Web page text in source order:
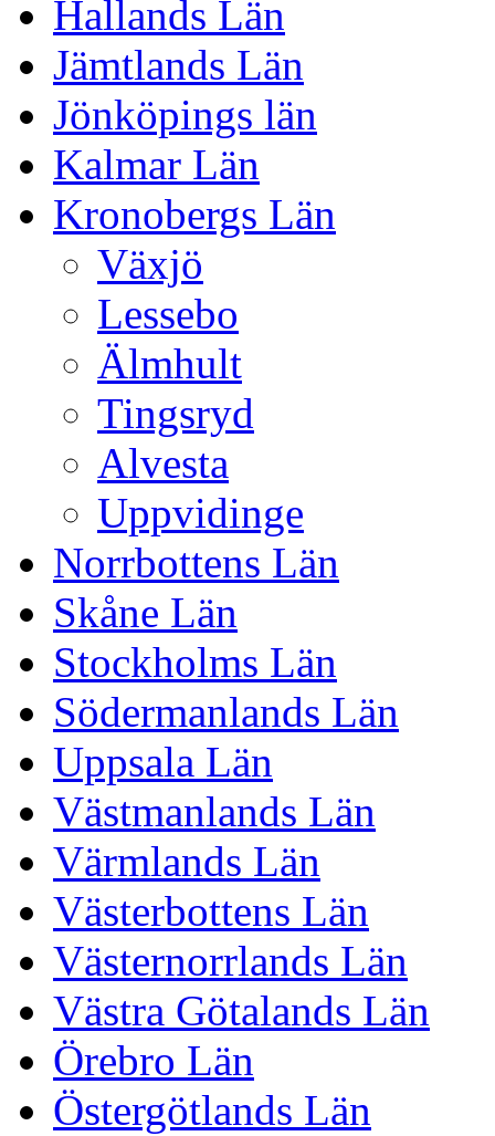
Hallands Län
Jämtlands Län
Jönköpings län
Kalmar Län
Kronobergs Län
Växjö
Lessebo
Älmhult
Tingsryd
Alvesta
Uppvidinge
Norrbottens Län
Skåne Län
Stockholms Län
Södermanlands Län
Uppsala Län
Västmanlands Län
Värmlands Län
Västerbottens Län
Västernorrlands Län
Västra Götalands Län
Örebro Län
Östergötlands Län